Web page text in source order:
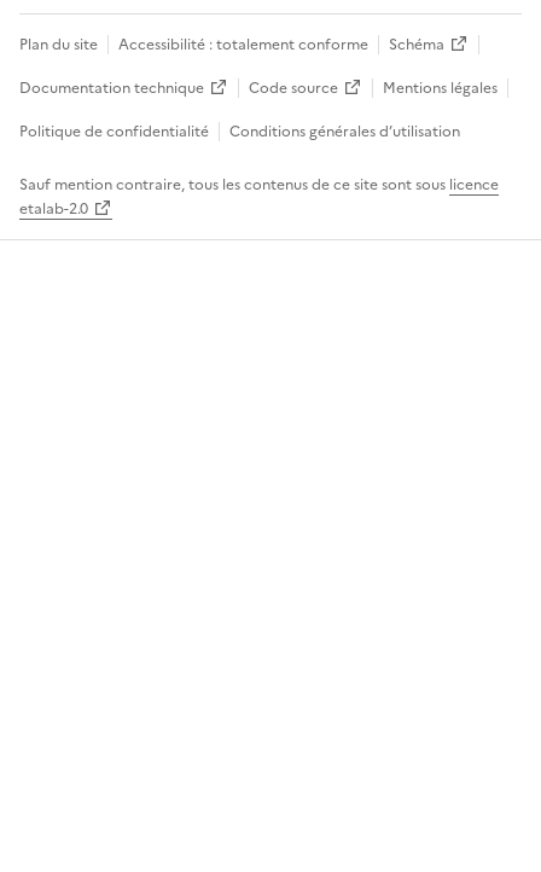
Plan du site Accessibilité : totalement conforme
Schéma
Documentation technique
Code source
Mentions légales
Politique de confidentialité
Conditions générales d’utilisation
Sauf mention contraire, tous les contenus de ce site sont sous licence
etalab-2.0